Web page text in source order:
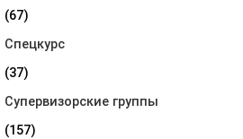
(67)
Спецкурс
(37)
Супервизорские группы
(157)